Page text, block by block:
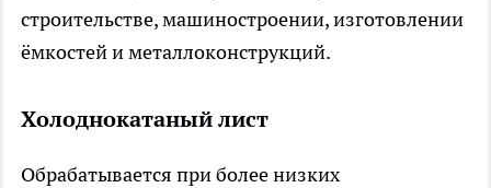
строительстве, машиностроении, изготовлении
ёмкостей и металлоконструкций.
Холоднокатаный лист
Обрабатывается при более низких